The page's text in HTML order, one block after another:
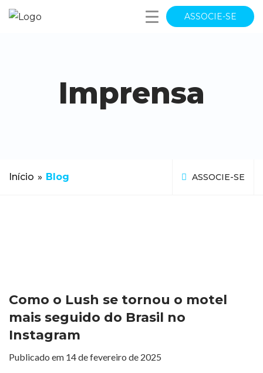
ASSOCIE-SE
Imprensa
Início » Blog ASSOCIE-SE
Como o Lush se tornou o motel
mais seguido do Brasil no
Instagram
Publicado em 14 de fevereiro de 2025